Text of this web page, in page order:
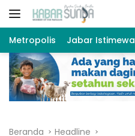
Langsung
Metropolis Jabar Istimewa
Beranda Headline